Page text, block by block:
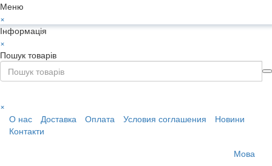
Меню
×
Інформація
×
Пошук товарів
×
О нас
Доставка Оплата Условия соглашения
Новини
Контакти
Мова